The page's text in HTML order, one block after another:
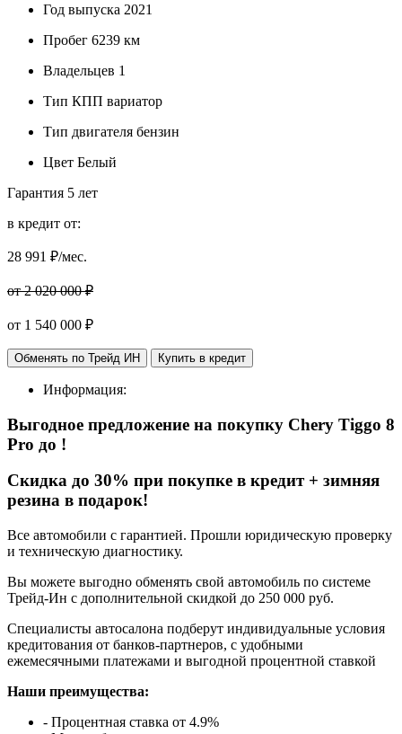
Год выпуска 2021
Пробег 6239 км
Владельцев 1
Тип КПП вариатор
Тип двигателя бензин
Цвет Белый
Гарантия 5 лет
в кредит от:
28 991 ₽/мес.
от 2 020 000 ₽
от 1 540 000 ₽
Обменять по Трейд ИН Купить в кредит
Информация:
Выгодное предложение на покупку Chery Tiggo 8
Pro до !
Cкидка до 30% при покупке в кредит + зимняя
резина в подарок!
Все автомобили с гарантией. Прошли юридическую проверку
и техническую диагностику.
Вы можете выгодно обменять свой автомобиль по системе
Трейд-Ин с дополнительной скидкой до 250 000 руб.
Специалисты автосалона подберут индивидуальные условия
кредитования от банков-партнеров, с удобными
ежемесячными платежами и выгодной процентной ставкой
Наши преимущества:
- Процентная ставка от 4.9%